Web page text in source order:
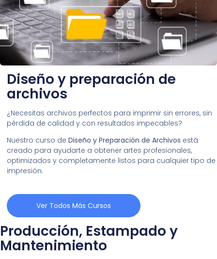
Diseño y preparación de
archivos
¿Necesitas archivos perfectos para imprimir sin errores, sin
pérdida de calidad y con resultados impecables?
Nuestro curso de Diseño y Preparación de Archivos está
creado para ayudarte a obtener artes profesionales,
optimizados y completamente listos para cualquier tipo de
impresión.
Ver Todos Más Cursos
Producción, Estampado y
Mantenimiento